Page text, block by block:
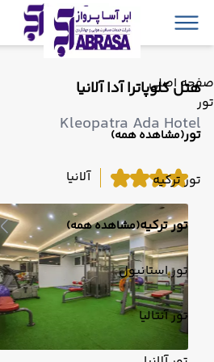
صفحه اصلی
تور
تور(مشاهده همه)
تور ترکیه
تور ترکیه(مشاهده همه)
تور استانبول
تور آنتالیا
هتل کلوپاترا آدا آلانیا
Kleopatra Ada Hotel
آلانیا